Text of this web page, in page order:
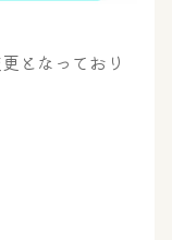
となっており